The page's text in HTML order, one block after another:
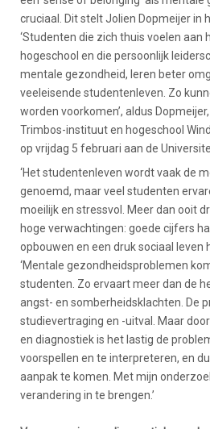
cruciaal. Dit stelt Jolien Dopmeijer in
‘Studenten die zich thuis voelen aan
hogeschool en die persoonlijk
mentale gezondheid, leren beter
veeleisende studentenleven. Zo
worden voorkomen’, aldus
Trimbos-instituut en hogeschool
op vrijdag 5 februari aan de
‘Het studentenleven wordt vaak de
genoemd, maar veel studenten
moeilijk en stressvol. Meer dan ooit
hoge verwachtingen: goede cijfers
opbouwen en een druk sociaal leven
‘Mentale gezondheidsproblemen
studenten. Zo ervaart meer dan de
angst- en somberheidsklachten. De
studievertraging en -uitval. Maar
en diagnostiek is het lastig de
voorspellen en te interpreteren, en
aanpak te komen. Met mijn
verandering in te brengen.’